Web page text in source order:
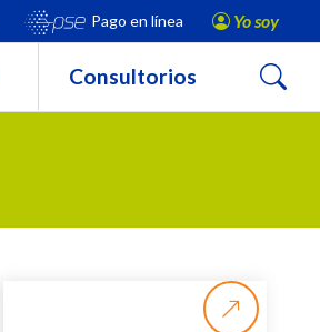
Pago en línea Yo soy
Consultorios Buscar